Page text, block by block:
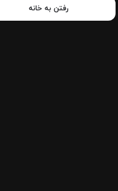
رفتن به خانه